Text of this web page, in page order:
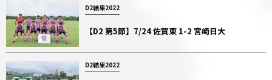
D2結果2022
【D2 第5節】7/24 佐賀東 1-2 宮崎日大
D2結果2022